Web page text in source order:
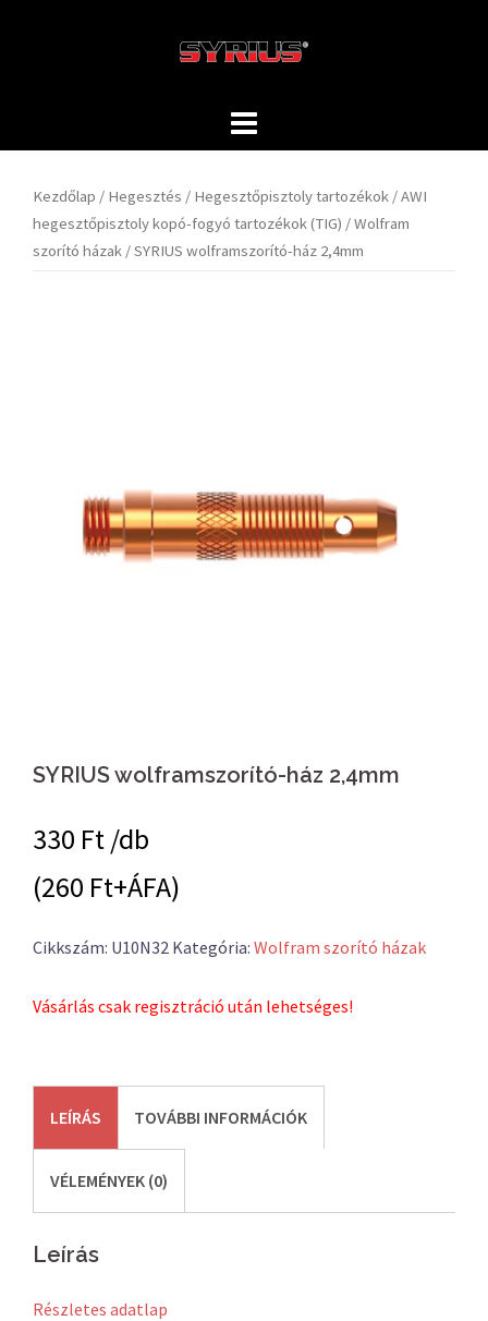
Kezdőlap / Hegesztés / Hegesztőpisztoly tartozékok /AWI
hegesztőpisztoly kopó-fogyó tartozékok (TIG) /Wolfram
szorító házak / SYRIUS wolframszorító-ház 2,4mm
SYRIUS wolframszorító-ház 2,4mm
330 Ft /db
(260 Ft+ÁFA)
Cikkszám: U10N32 Kategória: Wolfram szorító házak
Vásárlás csak regisztráció után lehetséges!
LEÍRÁS TOVÁBBI INFORMÁCIÓK
VÉLEMÉNYEK (0)
Leírás
Részletes adatlap